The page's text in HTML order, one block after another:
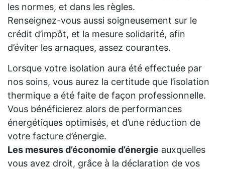
les normes, et dans les règles.
Renseignez-vous aussi soigneusement sur le
crédit d’impôt, et la mesure solidarité, afin
d’éviter les arnaques, assez courantes.
Lorsque votre isolation aura été effectuée par
nos soins, vous aurez la certitude que l’isolation
thermique a été faite de façon professionnelle.
Vous bénéficierez alors de performances
énergétiques optimisés, et d’une réduction de
votre facture d’énergie.
Les mesures d’économie d’énergie auxquelles
vous avez droit, grâce à la déclaration de vos